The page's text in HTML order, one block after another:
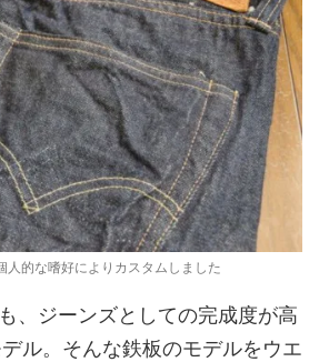
人的な嗜好によりカスタムしました
、ジーンズとしての完成度が高
ル。そんな鉄板のモデルをウエ